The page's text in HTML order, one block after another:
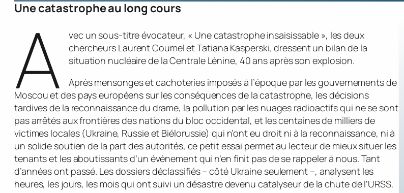
Une catastrophe au long cours
A
vec un sous-titre évocateur, « Une catastrophe insaisissable », les deux
chercheurs Laurent Coumel et Tatiana Kasperski, dressent un bilan de la
situation nucléaire de la Centrale Lénine, 40 ans après son explosion.
Après mensonges et cachoteries imposés à l’époque par les gouvernements de
Moscou et des pays européens sur les conséquences de la catastrophe, les décisions
tardives de la reconnaissance du drame, la pollution par les nuages radioactifs qui ne se sont
pas arrêtés aux frontières des nations du bloc occidental, et les centaines de milliers de
victimes locales (Ukraine, Russie et Biélorussie) qui n’ont eu droit ni à la reconnaissance, ni à
un solide soutien de la part des autorités, ce petit essai permet au lecteur de mieux situer les
tenants et les aboutissants d’un événement qui n’en finit pas de se rappeler à nous. Tant
d’années ont passé. Les dossiers déclassifiés – côté Ukraine seulement –, analysent les
heures, les jours, les mois qui ont suivi un désastre devenu catalyseur de la chute de l’URSS.